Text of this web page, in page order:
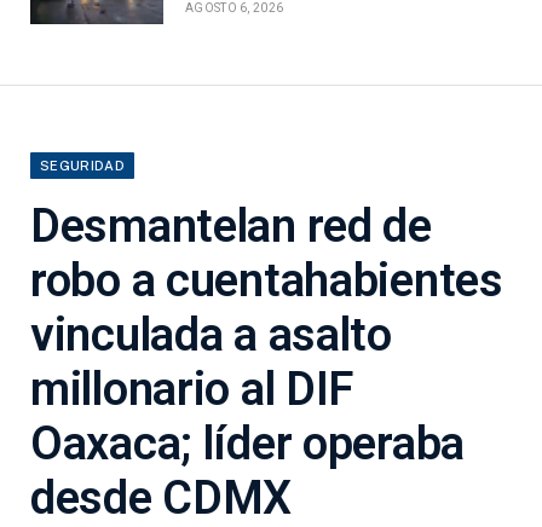
AGOSTO 6, 2026
SEGURIDAD
Desmantelan red de
robo a cuentahabientes
vinculada a asalto
millonario al DIF
Oaxaca; líder operaba
desde CDMX